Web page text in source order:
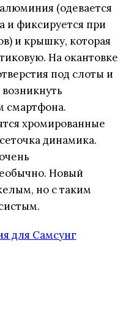
(одевается
и фиксируется при
и крышку, которая
На окантовке
под слоты и
смартфона.
хромированные
динамика.
Новый
но с таким